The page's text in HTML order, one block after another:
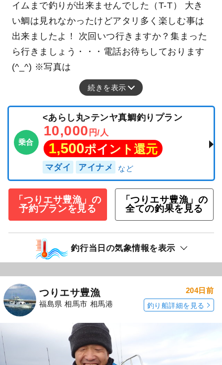
イムまで釣りが出来ませんでした（T-T） 大き
い鯛は見れなかったけどアタリ多く楽しむ事は
出来ましたよ！ 次回いつ行きますか？集まった
ら行きましょう・・・電話お待ちしております
(^_^) ※写真は
続きを表示
乗合
<あらし丸>テンヤ真鯛釣りプラン
10,000 円/人
1,500ポイント還元
マダイ アイナメ
「つりエサ豊漁」の
予約プランを見る
「つりエサ豊漁」の
全ての釣果を見る
釣行当日の気象情報を表示
つりエサ豊漁
福島県 相馬市 相馬港
204日前
釣り船詳細を見る